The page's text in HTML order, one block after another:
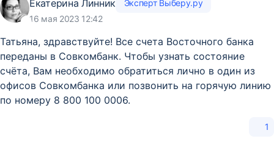
Екатерина Линник
Эксперт Выберу.ру
16 мая 2023 12:42
Татьяна, здравствуйте! Все счета Восточного банка
переданы в Совкомбанк. Чтобы узнать состояние
счёта, Вам необходимо обратиться лично в один из
офисов Совкомбанка или позвонить на горячую линию
по номеру 8 800 100 0006.
1